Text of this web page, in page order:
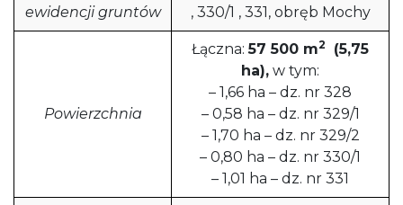
ewidencji gruntów
, 330/1 , 331, obręb Mochy
Powierzchnia
Łączna:57 500 m2 (5,75
ha), w tym:
– 1,66 ha – dz. nr 328
– 0,58 ha – dz. nr 329/1
– 1,70 ha – dz. nr 329/2
– 0,80 ha – dz. nr 330/1
– 1,01 ha – dz. nr 331